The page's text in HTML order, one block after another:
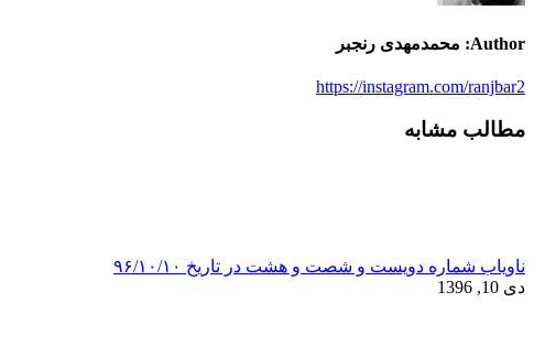
Author: محمدمهدی رنجبر
https://instagram.com/ranjbar2
مطالب مشابه
ناویاب شماره دویست و شصت و هشت در تاریخ ۹۶/۱۰/۱۰
دی 10, 1396